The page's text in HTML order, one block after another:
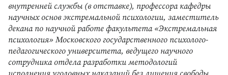
внутренней службы (в отставке), профессора кафедры
научных основ экстремальной психологии, заместитель
декана по научной работе факультета «Экстремальная
психология» Московского государственного психолого-
педагогического университета, ведущего научного
сотрудника отдела разработки методологий